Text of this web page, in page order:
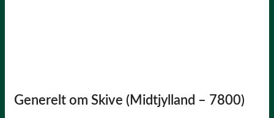
Generelt om Skive (Midtjylland – 7800)